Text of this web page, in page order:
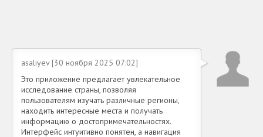
asaliyev [30 ноября 2025 07:02]
Это приложение предлагает увлекательное
исследование страны, позволяя
пользователям изучать различные регионы,
находить интересные места и получать
информацию о достопримечательностях.
Интерфейс интуитивно понятен, а навигация